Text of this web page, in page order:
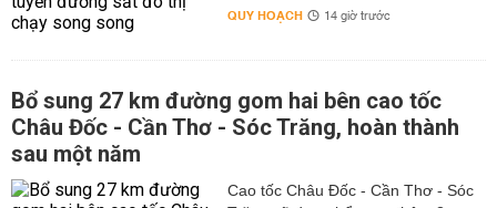
QUY HOẠCH 14 giờ trước
Bổ sung 27 km đường gom hai bên cao tốc
Châu Đốc - Cần Thơ - Sóc Trăng, hoàn thành
sau một năm
Cao tốc Châu Đốc - Cần Thơ - Sóc